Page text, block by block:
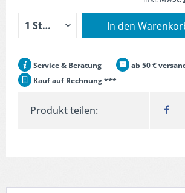
In den
Service & Beratung
ab 50 €
Kauf auf Rechnung ***
Produkt teilen: